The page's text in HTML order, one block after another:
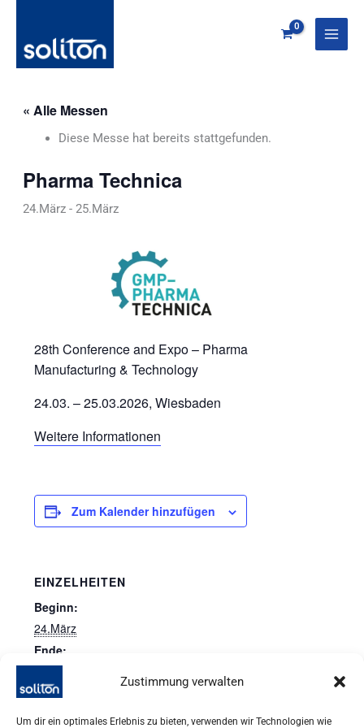
Zustimmung verwalten
Um dir ein optimales Erlebnis zu bieten, verwenden wir Technologien wie
springen
« Alle Messen
Diese Messe hat bereits stattgefunden.
Pharma Technica
24.März- 25.März
28th Conference and Expo – Pharma
Manufacturing & Technology
24.03. – 25.03.2026, Wiesbaden
Weitere Informationen
Zum Kalender hinzufügen
EINZELHEITEN
Beginn:
24.März
Ende: